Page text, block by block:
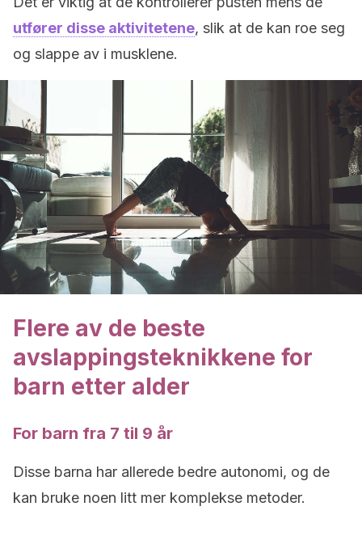
utfører disse aktivitetene, slik at de kan roe seg
og slappe av i musklene.
Flere av de beste
avslappingsteknikkene for
barn etter alder
For barn fra 7 til 9 år
Disse barna har allerede bedre autonomi, og de
kan bruke noen litt mer komplekse metoder.